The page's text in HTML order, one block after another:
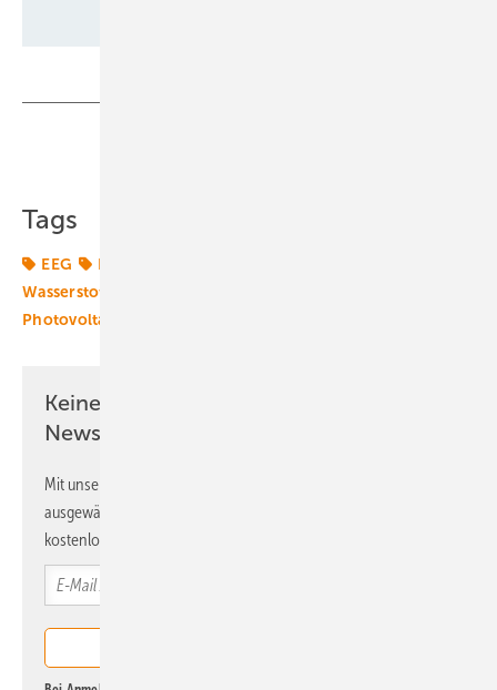
Tags
EEG Energiemarkt
Wasserstoff
Photovoltaik
Keine Zeit? Kein Problem mit dem ERE
Newsletter!
Mit unserem Newsletter erhalten Sie regelmäßig von uns
ausgewählte Informationen und Neuigkeiten, gebündelt und
kostenlos direkt ins Postfach.